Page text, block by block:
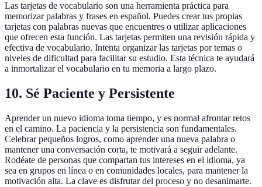
Las tarjetas de vocabulario son una herramienta práctica para
memorizar palabras y frases en español. Puedes crear tus propias
tarjetas con palabras nuevas que encuentres o utilizar aplicaciones
que ofrecen esta función. Las tarjetas permiten una revisión rápida y
efectiva de vocabulario. Intenta organizar las tarjetas por temas o
niveles de dificultad para facilitar su estudio. Esta técnica te ayudará
a inmortalizar el vocabulario en tu memoria a largo plazo.
10. Sé Paciente y Persistente
Aprender un nuevo idioma toma tiempo, y es normal afrontar retos
en el camino. La paciencia y la persistencia son fundamentales.
Celebrar pequeños logros, como aprender una nueva palabra o
mantener una conversación corta, te motivará a seguir adelante.
Rodéate de personas que compartan tus intereses en el idioma, ya
sea en grupos en línea o en comunidades locales, para mantener la
motivación alta. La clave es disfrutar del proceso y no desanimarte.